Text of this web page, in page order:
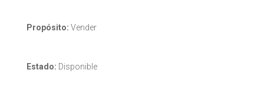
Propósito: Vender
Estado: Disponible